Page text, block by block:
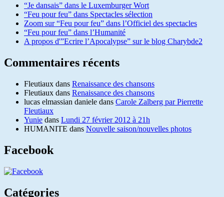
“Je dansais” dans le Luxemburger Wort
“Feu pour feu” dans Spectacles sélection
Zoom sur “Feu pour feu” dans l’Officiel des spectacles
“Feu pour feu” dans l’Humanité
A propos d'”Ecrire l’Apocalypse” sur le blog Charybde2
Commentaires récents
Fleutiaux dans Renaissance des chansons
Fleutiaux dans Renaissance des chansons
lucas elmassian daniele dans Carole Zalberg par Pierrette
Fleutiaux
Yunie dans Lundi 27 février 2012 à 21h
HUMANITE dans Nouvelle saison/nouvelles photos
Facebook
Catégories